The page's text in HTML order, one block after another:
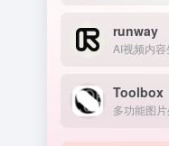
runway
AI视频内
Toolbox
多功能图